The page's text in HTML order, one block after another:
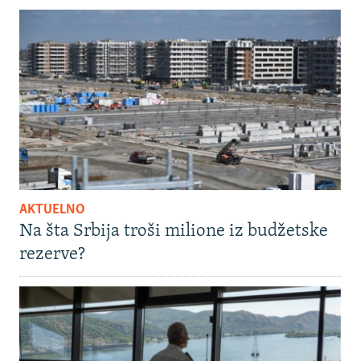
AKTUELNO
Na šta Srbija troši milione iz budžetske
rezerve?